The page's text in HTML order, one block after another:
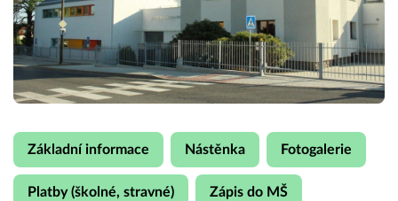
Základní informace Nástěnka Fotogalerie
Platby (školné, stravné) Zápis do MŠ